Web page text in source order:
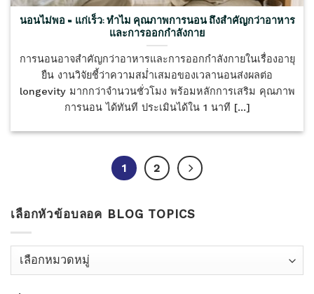
นอนไม่พอ = แก่เร็ว: ทำไม คุณภาพการนอน ถึงสำคัญกว่าอาหาร
และการออกกำลังกาย
การนอนอาจสำคัญกว่าอาหารและการออกกำลังกายในเรื่องอายุ
ยืน งานวิจัยชี้ว่าความสม่ำเสมอของเวลานอนส่งผลต่อ
longevity มากกว่าจำนวนชั่วโมง พร้อมหลักการเสริม คุณภาพ
การนอน ได้ทันที ประเมินได้ใน 1 นาที [...]
1 2
เลือกหัวข้อบลอค BLOG TOPICS
เลือก